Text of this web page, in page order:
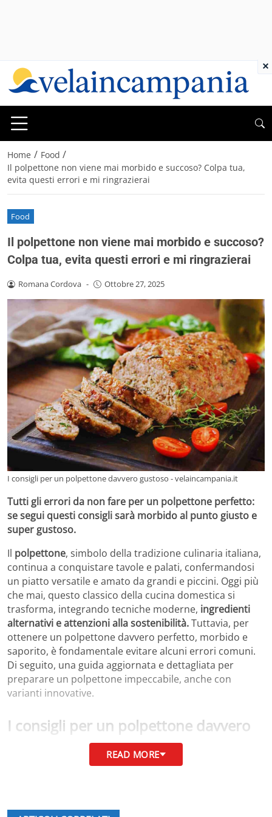
Home / Food /
Il polpettone non viene mai morbido e succoso? Colpa tua,
evita questi errori e mi ringrazierai
Food
Il polpettone non viene mai morbido e succoso?
Colpa tua, evita questi errori e mi ringrazierai
Romana Cordova - Ottobre 27, 2025
I consigli per un polpettone davvero gustoso - velaincampania.it
Tutti gli errori da non fare per un polpettone perfetto:
se segui questi consigli sarà morbido al punto giusto e
super gustoso.
Il polpettone, simbolo della tradizione culinaria italiana,
continua a conquistare tavole e palati, confermandosi
un piatto versatile e amato da grandi e piccini. Oggi più
che mai, questo classico della cucina domestica si
trasforma, integrando tecniche moderne, ingredienti
alternativi e attenzioni alla sostenibilità.Tuttavia, per
ottenere un polpettone davvero perfetto, morbido e
saporito, è fondamentale evitare alcuni errori comuni.
Di seguito, una guida aggiornata e dettagliata per
preparare un polpettone impeccabile, anche con
varianti innovative.
I consigli per un polpettone davvero
polpettonetradizionale è senza dubbio il
gustoso. Non è necessario utilizzare tagli pregiati come
READ MORE
×